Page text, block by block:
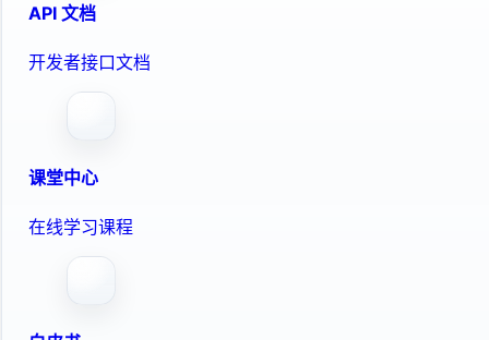
API 文档
开发者接口文档
课堂中心
在线学习课程